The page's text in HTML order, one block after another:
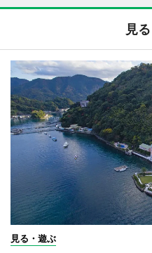
見
見る・遊ぶ